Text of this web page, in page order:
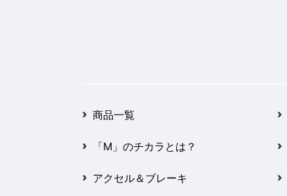
2025年1月
商品一覧
「M」のチカラとは？
アクセル＆ブレーキ